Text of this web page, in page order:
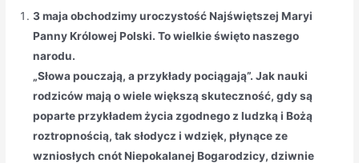
3 maja obchodzimy uroczystość Najświętszej Maryi
Panny Królowej Polski. To wielkie święto naszego
narodu.
„Słowa pouczają, a przykłady pociągają”. Jak nauki
rodziców mają o wiele większą skuteczność, gdy są
poparte przykładem życia zgodnego z ludzką i Bożą
roztropnością, tak słodycz i wdzięk, płynące ze
wzniosłych cnót Niepokalanej Bogarodzicy, dziwnie